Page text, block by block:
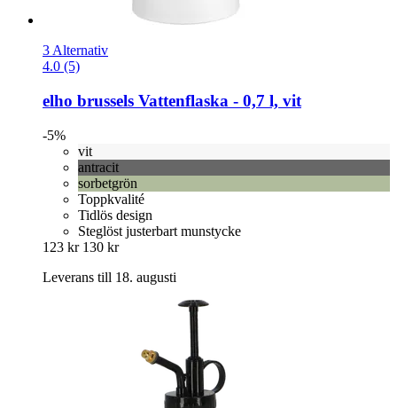
3 Alternativ
4.0 (5)
elho brussels Vattenflaska -​ 0,7 l, vit
-5%
vit
antracit
sorbetgrön
Toppkvalité
Tidlös design
Steglöst justerbart munstycke
123 kr 130 kr
Leverans till 18. augusti